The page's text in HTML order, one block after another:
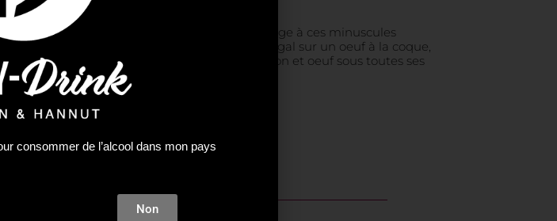
le seul à appliquer la technique de nettoyage à ces minuscules
la place à une explosion de saveurs. Un régal sur un oeuf à la coque,
blanche, poisson grillé ou au court-bouillon et oeuf sous toutes ses
consommer de l’alcool dans mon pays
Non